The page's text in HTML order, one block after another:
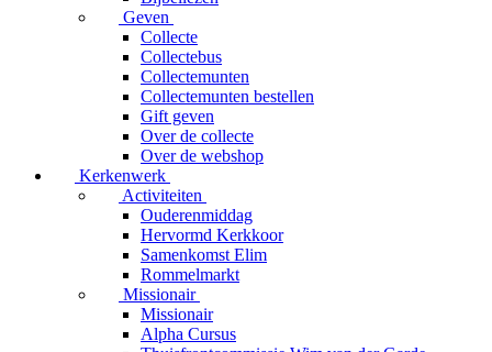
Geven
Collecte
Collectebus
Collectemunten
Collectemunten bestellen
Gift geven
Over de collecte
Over de webshop
Kerkenwerk
Activiteiten
Ouderenmiddag
Hervormd Kerkkoor
Samenkomst Elim
Rommelmarkt
Missionair
Missionair
Alpha Cursus